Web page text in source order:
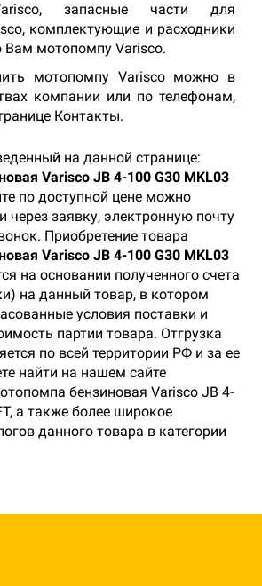
запасные части для
комплектующие и расходники
Вам мотопомпу Varisco.
мотопомпу Varisco можно в
компании или по телефонам,
Контакты.
на данной странице:
Varisco JB 4-100 G30 MKL03
по доступной цене можно
через заявку, электронную почту
Приобретение товара
Varisco JB 4-100 G30 MKL03
на основании полученного счета
на данный товар, в котором
условия поставки и
партии товара. Отгрузка
по всей территории РФ и за ее
найти на нашем сайте
бензиновая Varisco JB 4-
а также более широкое
данного товара в категории